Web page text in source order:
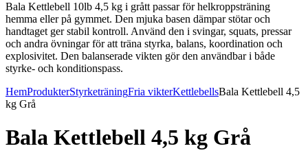
Bala Kettlebell 10lb 4,5 kg i grått passar för helkroppsträning
hemma eller på gymmet. Den mjuka basen dämpar stötar och
handtaget ger stabil kontroll. Använd den i svingar, squats, pressar
och andra övningar för att träna styrka, balans, koordination och
explosivitet. Den balanserade vikten gör den användbar i både
styrke- och konditionspass.
HemProdukterStyrketräningFria vikterKettlebellsBala Kettlebell 4,5
kg Grå
Bala Kettlebell 4,5 kg Grå